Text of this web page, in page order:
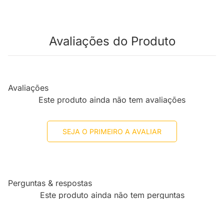
Avaliações do Produto
Avaliações
Este produto ainda não tem avaliações
SEJA O PRIMEIRO A AVALIAR
Perguntas & respostas
Este produto ainda não tem perguntas